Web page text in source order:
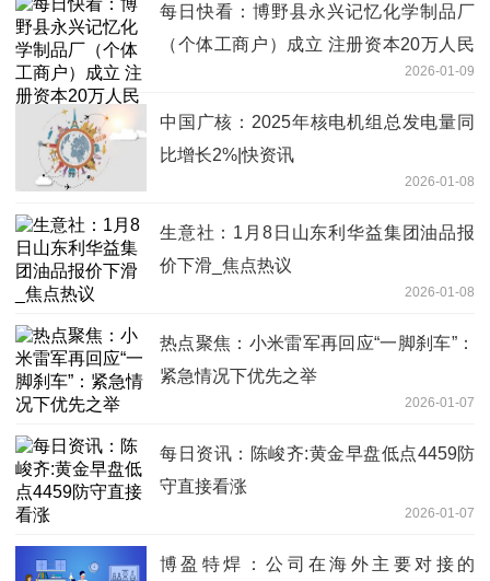
每日快看：博野县永兴记忆化学制品厂
（个体工商户）成立 注册资本20万人民
2026-01-09
中国广核：2025年核电机组总发电量同
比增长2%|快资讯
2026-01-08
生意社：1月8日山东利华益集团油品报
价下滑_焦点热议
2026-01-08
热点聚焦：小米雷军再回应“一脚刹车”：
紧急情况下优先之举
2026-01-07
每日资讯：陈峻齐:黄金早盘低点4459防
守直接看涨
2026-01-07
博盈特焊：公司在海外主要对接的